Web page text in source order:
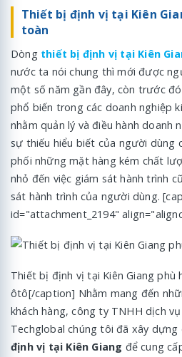
Thiết bị định vị tại Kiên
toàn
Dòng thiết bị định vị tại Kiên
nước ta nói chung thì mới được
một số năm gần đây, còn trước
phổ biến trong các doanh nghiệp
nhằm quản lý và điều hành doanh
sự thiếu hiểu biết của người dùng
phối những mặt hàng kém chất
nhỏ đến việc giám sát hành trình
sát hành trình của người dùng.
id="attachment_2194"
Thiết bị định vị tại Kiên Giang phù
ôtô[/caption] Nhằm mang đến
khách hàng, công ty TNHH dịch
Techglobal chúng tôi đã xây dựng
định vị tại Kiên Giang để cung